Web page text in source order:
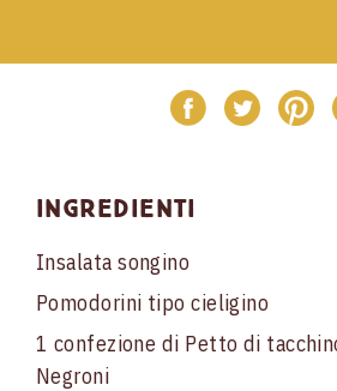
Ingredienti
Insalata songino
Pomodorini tipo cieligino
1 confezione di Petto di
Negroni